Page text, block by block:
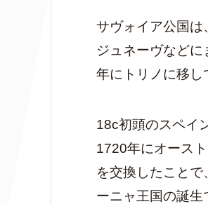
サヴォイア公国は
ジュネーヴなど
年にトリノに移し
18c初頭のスペイ
1720年にオース
を交換したこと
ーニャ王国の誕生